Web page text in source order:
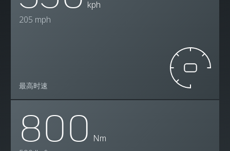
kph
205 mph
最高时速
800 Nm